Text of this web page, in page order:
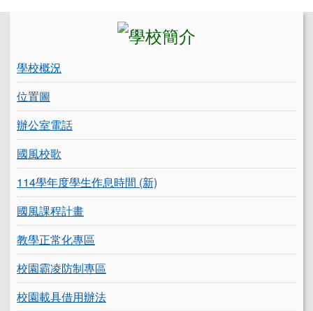
學校概況
位置圖
辦公室電話
國風校歌
114學年度學生作息時間 (新)
國風課程計畫
教學正常化專區
校園霸凌防制專區
校園載具借用辦法